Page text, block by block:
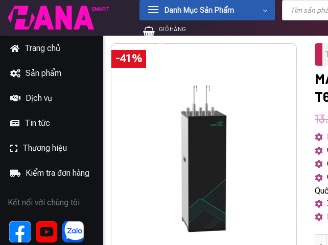
Chuyển
đến
dung
Danh Mục Sản Phẩm
Tìm
kiếm
phẩm
GIỎ HÀNG
0₫
Trang chủ
Sản phẩm
Dịch vụ
Tin tức
Thương hiệu
Kiểm tra đơn hàng
Kết nối với chúng tôi
-41%